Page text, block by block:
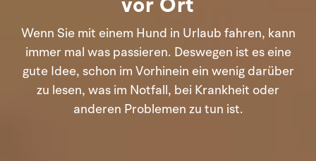
Wenn Sie mit einem Hund in Urlaub fahren, kann
immer mal was passieren. Deswegen ist es eine
gute Idee, schon im Vorhinein ein wenig darüber
zu lesen, was im Notfall, bei Krankheit oder
anderen Problemen zu tun ist.